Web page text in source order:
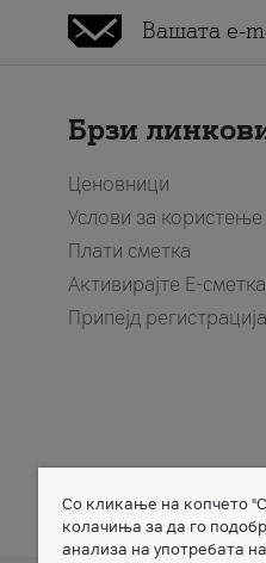
Брзи
Ценовници
Услови за користење
Плати сметка
Активирајте Е-сметка
Припејд регистрација
Member of
Со кликање на копчето
колачиња за да го
анализа на употребата